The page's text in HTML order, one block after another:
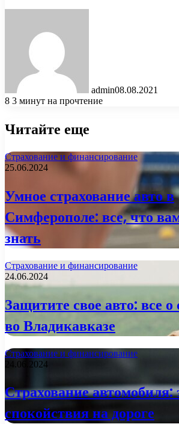
admin08.08.2021
8 3 минут на прочтение
Читайте еще
Страхование и финансирование
25.06.2024
Умное страхование авто в
Симферополе: все, что
знать
Страхование и финансирование
24.06.2024
Защитите свое авто: все о
во Владикавказе
Страхование и финансирование
24.06.2024
Страхование автомобиля:
спокойствия на дороге